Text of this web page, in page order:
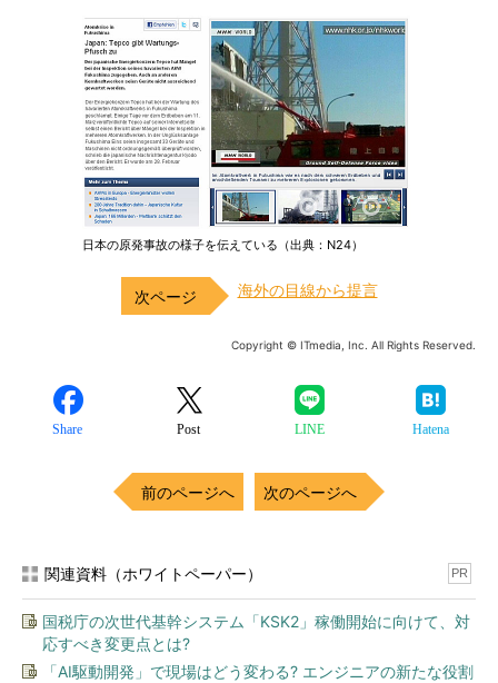
日本の原発事故の様子を伝えている（出典：N24）
海外の目線から提言
Copyright © ITmedia, Inc. All Rights Reserved.
Share Post LINE Hatena
前のページへ 次のページへ
関連資料（ホワイトペーパー） PR
国税庁の次世代基幹システム「KSK2」稼働開始に向けて、対
応すべき変更点とは?
「AI駆動開発」で現場はどう変わる? エンジニアの新たな役割